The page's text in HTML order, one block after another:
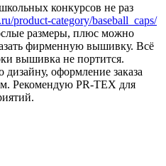
конкурсов не раз
product-category/baseball_caps/
размеры, плюс можно
фирменную вышивку. Всё
вышивка не портится.
оформление заказа
Рекомендую PR-TEX для